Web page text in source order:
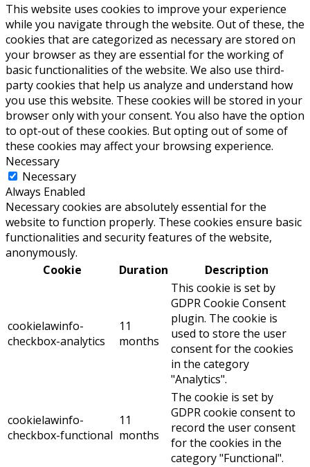
This website uses cookies to improve your experience
while you navigate through the website. Out of these, the
cookies that are categorized as necessary are stored on
your browser as they are essential for the working of
basic functionalities of the website. We also use third-
party cookies that help us analyze and understand how
you use this website. These cookies will be stored in your
browser only with your consent. You also have the option
to opt-out of these cookies. But opting out of some of
these cookies may affect your browsing experience.
Necessary
Necessary
Always Enabled
Necessary cookies are absolutely essential for the
website to function properly. These cookies ensure basic
functionalities and security features of the website,
anonymously.
Cookie
Duration Description
cookielawinfo-
checkbox-analytics
11
months
This cookie is set by
GDPR Cookie Consent
plugin. The cookie is
used to store the user
consent for the cookies
in the category
"Analytics".
cookielawinfo-
checkbox-functional
11
months
The cookie is set by
GDPR cookie consent to
record the user consent
for the cookies in the
category "Functional".